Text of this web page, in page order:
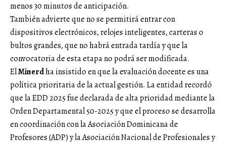
menos 30 minutos de anticipación.
También advierte que no se permitirá entrar con
dispositivos electrónicos, relojes inteligentes, carteras o
bultos grandes, que no habrá entrada tardía y que la
convocatoria de esta etapa no podrá ser modificada.
ElMinerdha insistido en que la evaluación docente es una
política prioritaria de la actual gestión. La entidad recordó
que la EDD 2025 fue declarada de alta prioridad mediante la
Orden Departamental 50-2025 y que el proceso se desarrolla
en coordinación con la Asociación Dominicana de
Profesores (ADP) y la Asociación Nacional de Profesionales y